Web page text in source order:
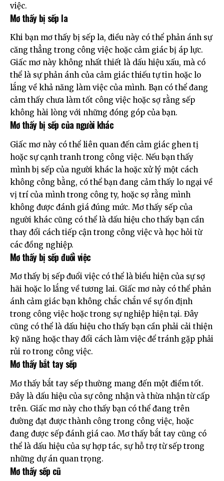
việc.
Mơ thấy bị sếp la
Khi bạn mơ thấy bị sếp la, điều này có thể phản ánh sự
căng thẳng trong công việc hoặc cảm giác bị áp lực.
Giấc mơ này không nhất thiết là dấu hiệu xấu, mà có
thể là sự phản ánh của cảm giác thiếu tự tin hoặc lo
lắng về khả năng làm việc của mình. Bạn có thể đang
cảm thấy chưa làm tốt công việc hoặc sợ rằng sếp
không hài lòng với những đóng góp của bạn.
Mơ thấy bị sếp của người khác
Giấc mơ này có thể liên quan đến cảm giác ghen tị
hoặc sự cạnh tranh trong công việc. Nếu bạn thấy
mình bị sếp của người khác la hoặc xử lý một cách
không công bằng, có thể bạn đang cảm thấy lo ngại về
vị trí của mình trong công ty, hoặc sợ rằng mình
không được đánh giá đúng mức. Mơ thấy sếp của
người khác cũng có thể là dấu hiệu cho thấy bạn cần
thay đổi cách tiếp cận trong công việc và học hỏi từ
các đồng nghiệp.
Mơ thấy bị sếp đuổi việc
Mơ thấy bị sếp đuổi việc có thể là biểu hiện của sự sợ
hãi hoặc lo lắng về tương lai. Giấc mơ này có thể phản
ánh cảm giác bạn không chắc chắn về sự ổn định
trong công việc hoặc trong sự nghiệp hiện tại. Đây
cũng có thể là dấu hiệu cho thấy bạn cần phải cải thiện
kỹ năng hoặc thay đổi cách làm việc để tránh gặp phải
rủi ro trong công việc.
Mơ thấy bắt tay sếp
Mơ thấy bắt tay sếp thường mang đến một điềm tốt.
Đây là dấu hiệu của sự công nhận và thừa nhận từ cấp
trên. Giấc mơ này cho thấy bạn có thể đang trên
đường đạt được thành công trong công việc, hoặc
đang được sếp đánh giá cao. Mơ thấy bắt tay cũng có
thể là dấu hiệu của sự hợp tác, sự hỗ trợ từ sếp trong
những dự án quan trọng.
Mơ thấy sếp cũ